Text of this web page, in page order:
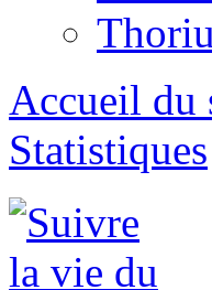
Accueil du
Statistiques